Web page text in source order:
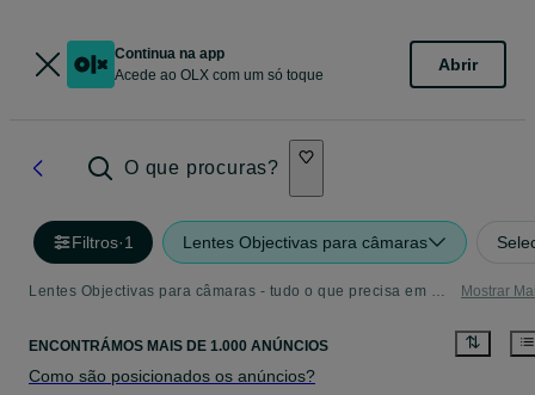
Continua na app
Acede ao OLX com um só toque
Abrir
O que procuras?
Filtros·1 Lentes Objectivas para câmaras
Lentes Objectivas para câmaras - tudo o que precisa em Portugal Mostrar
ENCONTRÁMOS MAIS DE 1.000 ANÚNCIOS
Como são posicionados os anúncios?